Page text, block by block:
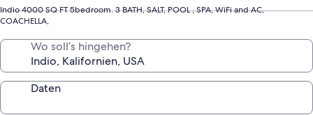
Indio 4000 SQ FT 5bedroom. 3 BATH, SALT, POOL , SPA, WiFi and AC,
COACHELLA,
Wo soll’s hingehen?
Daten